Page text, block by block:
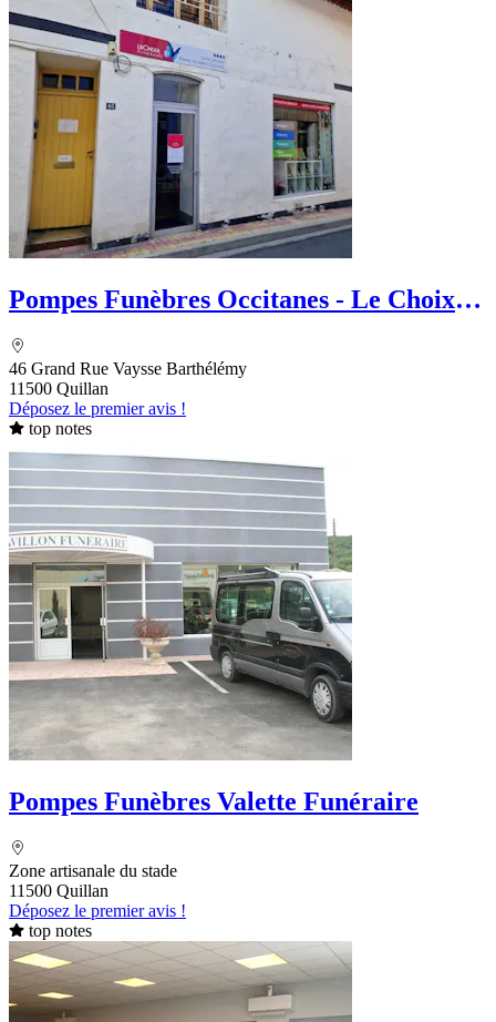
Pompes Funèbres Occitanes - Le Choix
46 Grand Rue Vaysse Barthélémy
11500 Quillan
Déposez le premier avis !
top notes
Pompes Funèbres Valette Funéraire
Zone artisanale du stade
11500 Quillan
Déposez le premier avis !
top notes